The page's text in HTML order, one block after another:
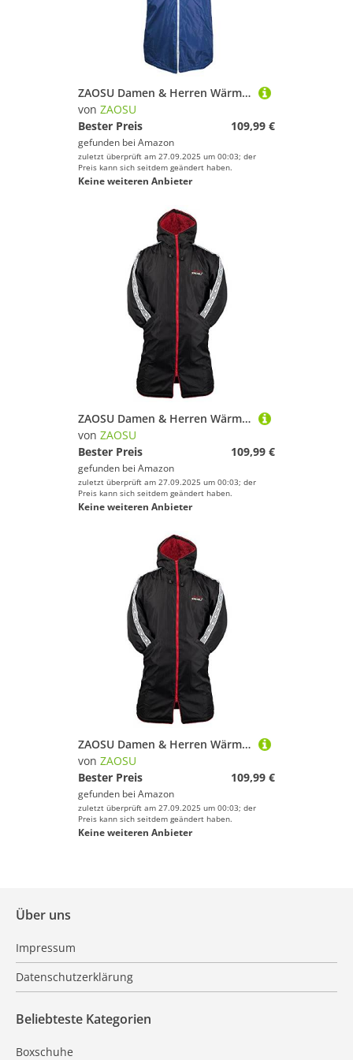
ZAOSU Damen & Herren Wärmemantel Teamline | Bademantel mit Platz fürs Vereinslogo, Kinder & Erwachsene, Schwimmen, Triathlon, Surfen, Freiwasser, Outdoor Sport
von ZAOSU
Bester Preis
109,99 €
gefunden bei Amazon
zuletzt überprüft am 27.09.2025 um 00:03; der
Preis kann sich seitdem geändert haben.
Keine weiteren Anbieter
ZAOSU Damen & Herren Wärmemantel, Bademantel Kinder & Erwachsene, Schwimmen, Triathlon, Surfen, Freiwasser, Outdoor Sport, Größe:M
von ZAOSU
Bester Preis
109,99 €
gefunden bei Amazon
zuletzt überprüft am 27.09.2025 um 00:03; der
Preis kann sich seitdem geändert haben.
Keine weiteren Anbieter
ZAOSU Damen & Herren Wärmemantel Teamline | Bademantel mit Platz fürs Vereinslogo, Kinder & Erwachsene, Schwimmen, Triathlon, Surfen, Freiwasser, Outdoor Sport
von ZAOSU
Bester Preis
109,99 €
gefunden bei Amazon
zuletzt überprüft am 27.09.2025 um 00:03; der
Preis kann sich seitdem geändert haben.
Keine weiteren Anbieter
Über uns
Impressum
Datenschutzerklärung
Beliebteste Kategorien
Boxschuhe